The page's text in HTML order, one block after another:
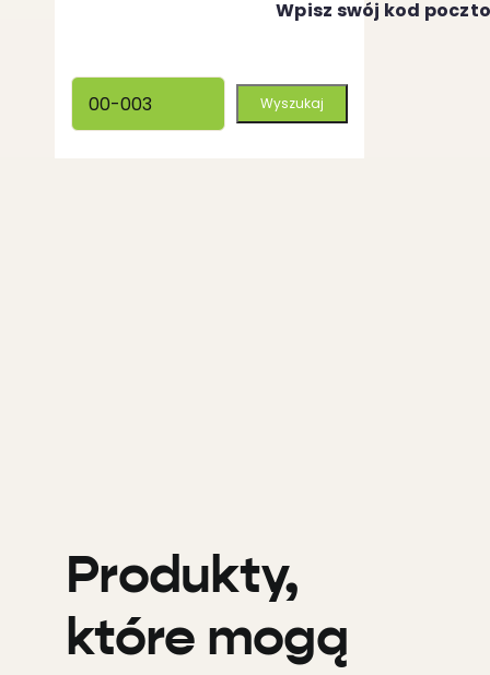
Wpisz swój kod
Produkty,
które mogą